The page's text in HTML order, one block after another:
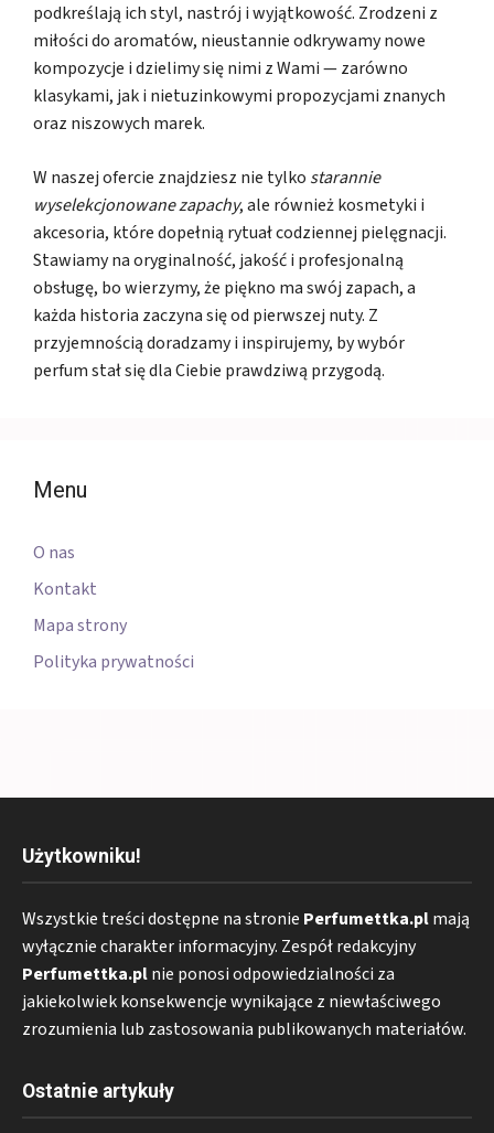
podkreślają ich styl, nastrój i wyjątkowość. Zrodzeni z
miłości do aromatów, nieustannie odkrywamy nowe
kompozycje i dzielimy się nimi z Wami — zarówno
klasykami, jak i nietuzinkowymi propozycjami znanych
oraz niszowych marek.
W naszej ofercie znajdziesz nie tylko starannie
wyselekcjonowane zapachy, ale również kosmetyki i
akcesoria, które dopełnią rytuał codziennej pielęgnacji.
Stawiamy na oryginalność, jakość i profesjonalną
obsługę, bo wierzymy, że piękno ma swój zapach, a
każda historia zaczyna się od pierwszej nuty. Z
przyjemnością doradzamy i inspirujemy, by wybór
perfum stał się dla Ciebie prawdziwą przygodą.
Menu
O nas
Kontakt
Mapa strony
Polityka prywatności
Użytkowniku!
Wszystkie treści dostępne na stronie Perfumettka.plmają
wyłącznie charakter informacyjny. Zespół redakcyjny
Perfumettka.plnie ponosi odpowiedzialności za
jakiekolwiek konsekwencje wynikające z niewłaściwego
zrozumienia lub zastosowania publikowanych materiałów.
Ostatnie artykuły